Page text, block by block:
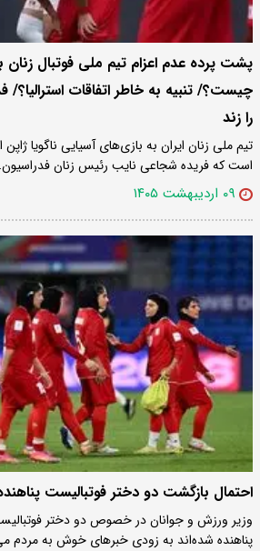
پشت پرده عدم اعزام تیم ملی فوتبال زنان
چیست؟/ تنبیه به خاطر اتفاقات استرالیا؟/
را زند
تیم ملی زنان ایران به بازی‌های آسیایی ناگویا
است که فریده شجاعی نایب رئیس زنان
۰۹ اردیبهشت ۱۴۰۵
احتمال بازگشت دو دختر فوتبالیست
وزیر ورزش و جوانان در خصوص دو دختر فوتبالیست
پناهنده شده‌اند به زودی خبرهای خوش به مردم